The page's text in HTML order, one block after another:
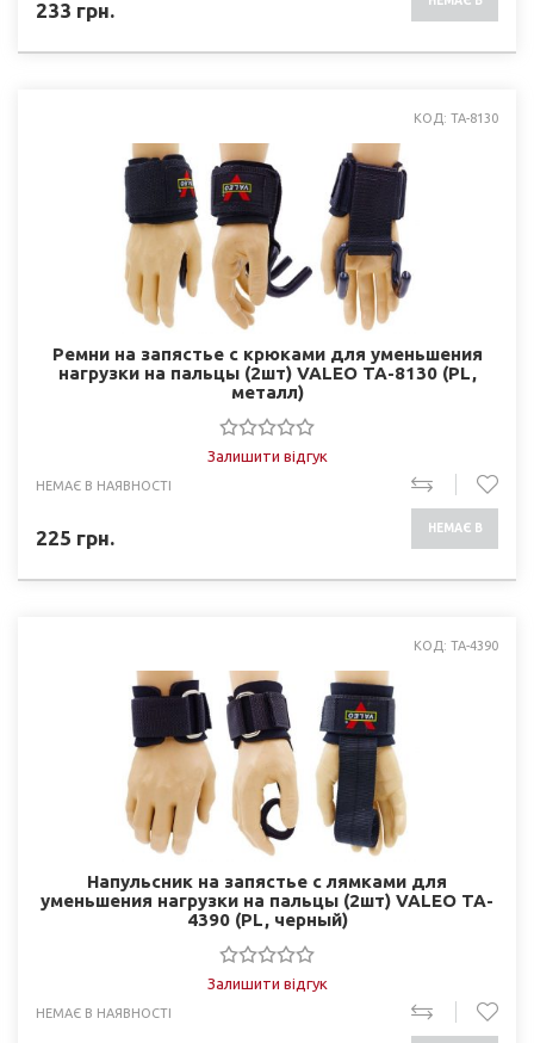
233 грн.
КОД: TA-8130
Ремни на запястье с крюками для уменьшения
нагрузки на пальцы (2шт) VALEO TA-8130 (PL,
металл)
Залишити відгук
НЕМАЄ В НАЯВНОСТІ
225 грн. НЕМАЄ В
КОД: TA-4390
Напульсник на запястье с лямками для
уменьшения нагрузки на пальцы (2шт) VALEO TA-
4390 (PL, черный)
Залишити відгук
НЕМАЄ В НАЯВНОСТІ